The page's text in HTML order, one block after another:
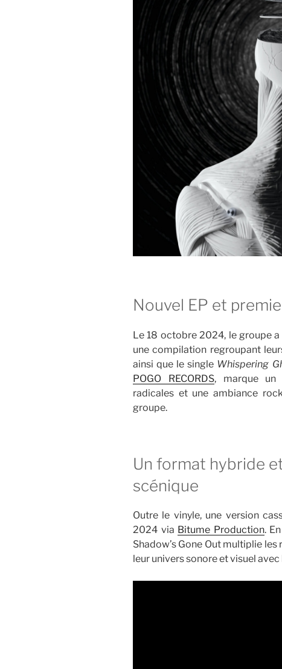
Nouvel EP et
Le 18 octobre 2024, le groupe
une compilation regroupant
ainsi que le single Whispering
POGO RECORDS, marque un
radicales et une ambiance
groupe.
Un format hybride
scénique
Outre le vinyle, une version
2024 via Bitume Production.
Shadow’s Gone Out multiplie
leur univers sonore et visuel avec